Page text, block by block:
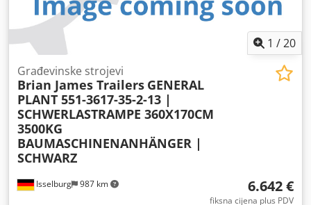
1 /20
Isselburg 987 km
Građevinske strojevi
Brian James Trailers GENERAL
PLANT 551-3617-35-2-13 |
SCHWERLASTRAMPE 360X170CM
3500KG
BAUMASCHINENANHÄNGER |
SCHWARZ
6.642 €
fiksna cijena plus PDV